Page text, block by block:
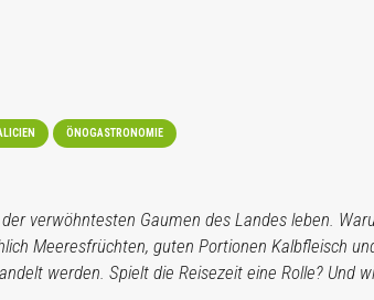
ÖNOGASTRONOMIE
verwöhntesten Gaumen des Landes leben.
Meeresfrüchten, guten Portionen Kalbfleisch
werden. Spielt die Reisezeit eine Rolle? Und